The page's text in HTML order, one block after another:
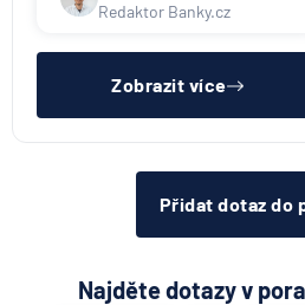
Redaktor Banky.cz
Zobrazit více
Přidat dotaz do
Najděte dotazy v